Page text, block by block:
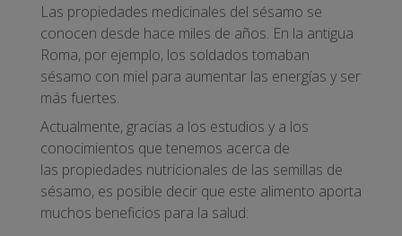
Las propiedades medicinales del sésamo se
conocen desde hace miles de años. En la antigua
Roma, por ejemplo, los soldados tomaban
sésamo con miel para aumentar las energías y ser
más fuertes.
Actualmente, gracias a los estudios y a los
conocimientos que tenemos acerca de
las propiedades nutricionales de las semillas de
sésamo, es posible decir que este alimento aporta
muchos beneficios para la salud: